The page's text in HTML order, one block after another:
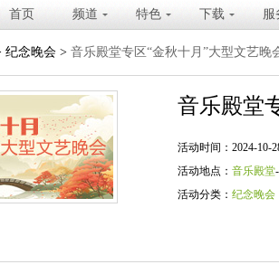
首页 频道 特色 下载 服
纪念晚会 > 音乐殿堂专区“金秋十月”大型文艺晚
音乐殿堂
活动时间：2024-10-
活动地点： 音乐殿堂
活动分类： 纪念晚会